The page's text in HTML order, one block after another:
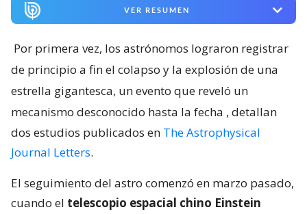
VER RESUMEN
Por primera vez, los astrónomos lograron registrar
de principio a fin el colapso y la explosión de una
estrella gigantesca, un evento que reveló un
mecanismo desconocido hasta la fecha , detallan
dos estudios publicados en The Astrophysical
Journal Letters.
El seguimiento del astro comenzó en marzo pasado,
cuando el telescopio espacial chino Einstein